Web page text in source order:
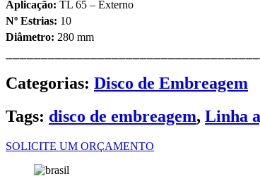
Aplicação: TL 65 – Externo
Nº Estrias: 10
Diâmetro: 280 mm
Categorias: Disco de Embreagem
Tags: disco de embreagem, Linha
SOLICITE UM ORÇAMENTO